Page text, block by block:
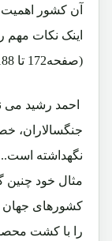
آن کشور
اینک نکات
(صفحه172 تا 188) کتاب مذکور نقل میدارم:
احمد رشید می
جنگسالاران،
نگهداشته
مثال خود چنین
کشورهای جهان
را با کشت